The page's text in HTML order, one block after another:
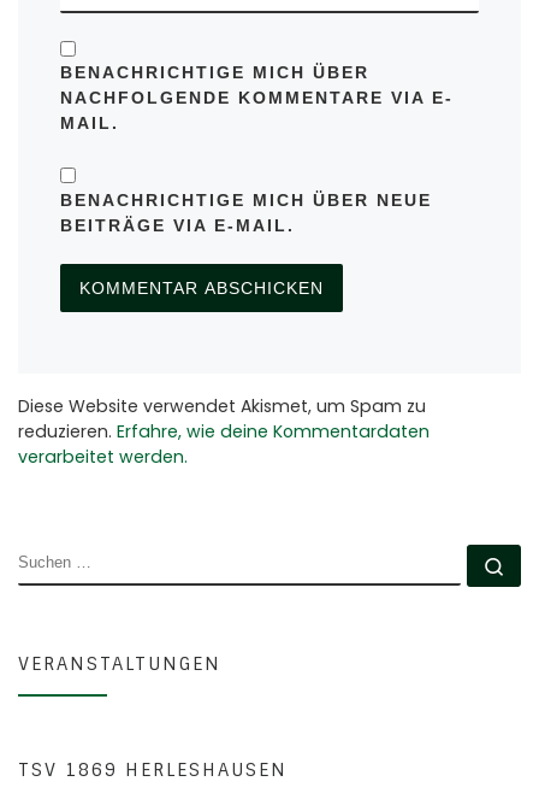
BENACHRICHTIGE MICH ÜBER
NACHFOLGENDE KOMMENTARE VIA E-
MAIL.
BENACHRICHTIGE MICH ÜBER NEUE
BEITRÄGE VIA E-MAIL.
Diese Website verwendet Akismet, um Spam zu
reduzieren. Erfahre, wie deine Kommentardaten
verarbeitet werden.
SUCHE
VERANSTALTUNGEN
TSV 1869 HERLESHAUSEN